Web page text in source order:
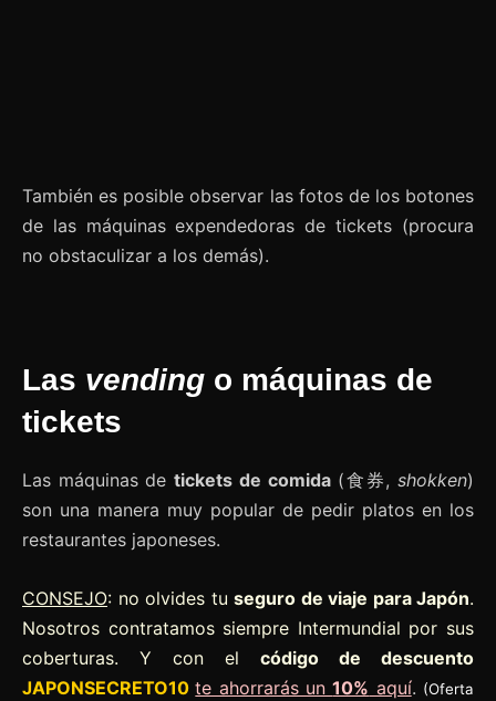
También es posible observar las fotos de los botones
de las máquinas expendedoras de tickets (procura
no obstaculizar a los demás).
Las vending o máquinas de
tickets
Las máquinas detickets de comida(食券,shokken)
son una manera muy popular de pedir platos en los
restaurantes japoneses.
CONSEJO: no olvides tu seguro de viaje para Japón.
Nosotros contratamos siempre Intermundial por sus
coberturas. Y con el código de descuento
JAPONSECRETO10 te ahorrarás un10% aquí. (Oferta